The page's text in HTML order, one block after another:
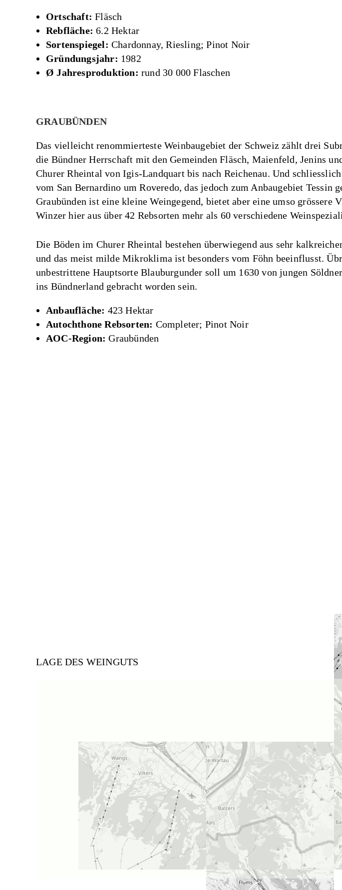
Ortschaft: Fläsch
Rebfläche: 6.2 Hektar
Sortenspiegel: Chardonnay, Riesling; Pinot Noir
Gründungsjahr: 1982
Ø Jahresproduktion: rund 30 000 Flaschen
GRAUBÜNDEN
Das vielleicht renommierteste Weinbaugebiet der Schweiz zählt drei
die Bündner Herrschaft mit den Gemeinden Fläsch, Maienfeld, Jenins
Churer Rheintal von Igis-Landquart bis nach Reichenau. Und
vom San Bernardino um Roveredo, das jedoch zum Anbaugebiet Tessin
Graubünden ist eine kleine Weingegend, bietet aber eine umso grössere
Winzer hier aus über 42 Rebsorten mehr als 60 verschiedene
Die Böden im Churer Rheintal bestehen überwiegend aus sehr
und das meist milde Mikroklima ist besonders vom Föhn beeinflusst.
unbestrittene Hauptsorte Blauburgunder soll um 1630 von jungen
ins Bündnerland gebracht worden sein.
Anbaufläche: 423 Hektar
Autochthone Rebsorten: Completer; Pinot Noir
AOC-Region: Graubünden
LAGE DES WEINGUTS